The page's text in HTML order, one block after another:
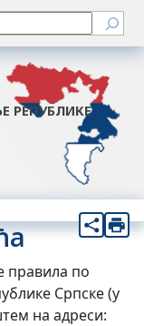
РЕПУБЛИКЕ
правила по
Српске (у
на адреси: